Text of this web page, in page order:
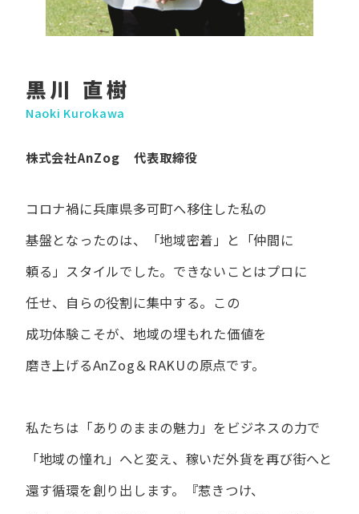
黒川 直樹
Naoki Kurokawa
株式会社AnZog 代表取締役
コロナ禍に​兵庫県多可町へ​移住した​私の​
基盤となったのは、
「地域密着」と​「仲間に​
頼る」スタイルでした。 できない​ことは​プロに​
任せ、​自らの​役割に​集中する。 この​
成功体験こそが、​地域の​埋もれた​価値を​
磨き上げる​AnZog＆RAKUの​原点です。
私たちは​「ありの​ままの​魅力」を​ビジネスの​力で​
「地域の​憧れ」へと​変え、 稼いだ外貨を​再び街へと​
還す循環を​創り出します。
『惹きつけ、​